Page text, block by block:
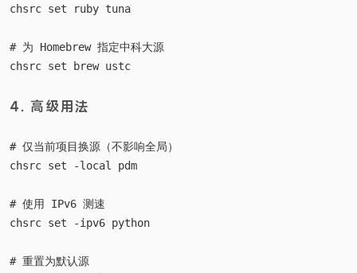
chsrc set ruby tuna
# 为 Homebrew 指定中科大源
4. 高级用法
# 仅当前项目换源（不影响全局）
chsrc set -local pdm
# 使用 IPv6 测速
chsrc set -ipv6 python
# 重置为默认源